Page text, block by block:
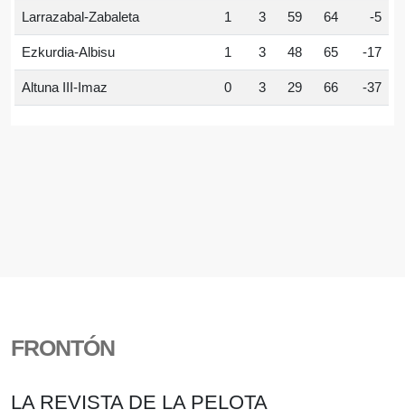
Larrazabal-Zabaleta 1 3 59 64 -5
Ezkurdia-Albisu 1 3 48 65 -17
Altuna III-Imaz 0 3 29 66 -37
FRONTÓN
LA REVISTA DE LA PELOTA